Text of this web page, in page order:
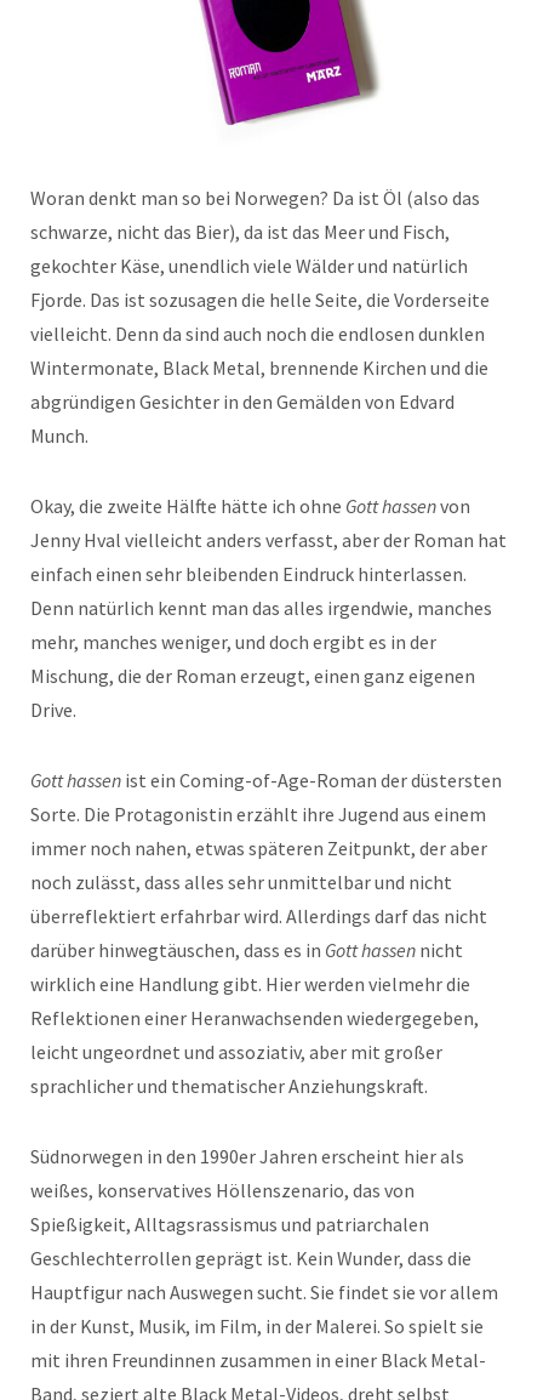
Woran denkt man so bei Norwegen? Da ist Öl (also das
schwarze, nicht das Bier), da ist das Meer und Fisch,
gekochter Käse, unendlich viele Wälder und natürlich
Fjorde. Das ist sozusagen die helle Seite, die Vorderseite
vielleicht. Denn da sind auch noch die endlosen dunklen
Wintermonate, Black Metal, brennende Kirchen und die
abgründigen Gesichter in den Gemälden von Edvard
Munch.
Okay, die zweite Hälfte hätte ich ohne Gott hassenvon
Jenny Hval vielleicht anders verfasst, aber der Roman hat
einfach einen sehr bleibenden Eindruck hinterlassen.
Denn natürlich kennt man das alles irgendwie, manches
mehr, manches weniger, und doch ergibt es in der
Mischung, die der Roman erzeugt, einen ganz eigenen
Drive.
Gott hassen ist ein Coming-of-Age-Roman der düstersten
Sorte. Die Protagonistin erzählt ihre Jugend aus einem
immer noch nahen, etwas späteren Zeitpunkt, der aber
noch zulässt, dass alles sehr unmittelbar und nicht
überreflektiert erfahrbar wird. Allerdings darf das nicht
darüber hinwegtäuschen, dass es in Gott hassen nicht
wirklich eine Handlung gibt. Hier werden vielmehr die
Reflektionen einer Heranwachsenden wiedergegeben,
leicht ungeordnet und assoziativ, aber mit großer
sprachlicher und thematischer Anziehungskraft.
Südnorwegen in den 1990er Jahren erscheint hier als
weißes, konservatives Höllenszenario, das von
Spießigkeit, Alltagsrassismus und patriarchalen
Geschlechterrollen geprägt ist. Kein Wunder, dass die
Hauptfigur nach Auswegen sucht. Sie findet sie vor allem
in der Kunst, Musik, im Film, in der Malerei. So spielt sie
mit ihren Freundinnen zusammen in einer Black Metal-
Band, seziert alte Black Metal-Videos, dreht selbst